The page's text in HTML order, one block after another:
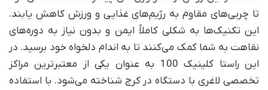
تا چربی‌های مقاوم به رژیم‌های غذایی و ورزش کاهش یابند.
این تکنیک‌ها به شکلی کاملاً ایمن و بدون نیاز به دوره‌های
نقاهت به شما کمک می‌کنند تا به اندام دلخواه خود برسید. در
این راستا کلینیک 100 به عنوان یکی از معتبرترین مراکز
تخصصی لاغری با دستگاه در کرج شناخته می‌شود. با استفاده